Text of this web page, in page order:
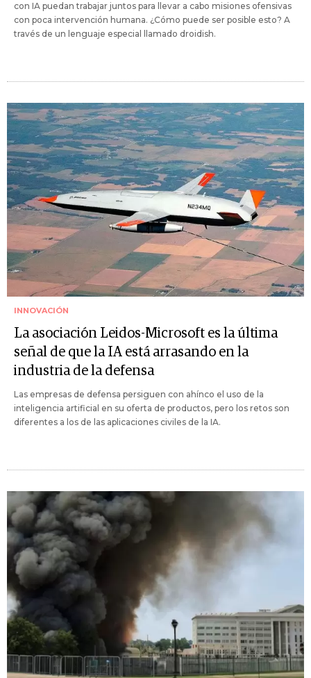
con IA puedan trabajar juntos para llevar a cabo misiones ofensivas
con poca intervención humana. ¿Cómo puede ser posible esto? A
través de un lenguaje especial llamado droidish.
INNOVACIÓN
La asociación Leidos-Microsoft es la última
señal de que la IA está arrasando en la
industria de la defensa
Las empresas de defensa persiguen con ahínco el uso de la
inteligencia artificial en su oferta de productos, pero los retos son
diferentes a los de las aplicaciones civiles de la IA.